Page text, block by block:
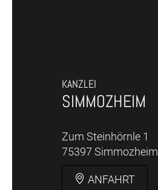
KANZLEI
SIMMOZHEIM
Zum Steinhörnle 1
75397 Simmozheim
ANFAHRT